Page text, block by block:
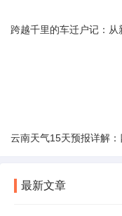
最新文章